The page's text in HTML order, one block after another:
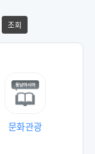
조회
문화관광